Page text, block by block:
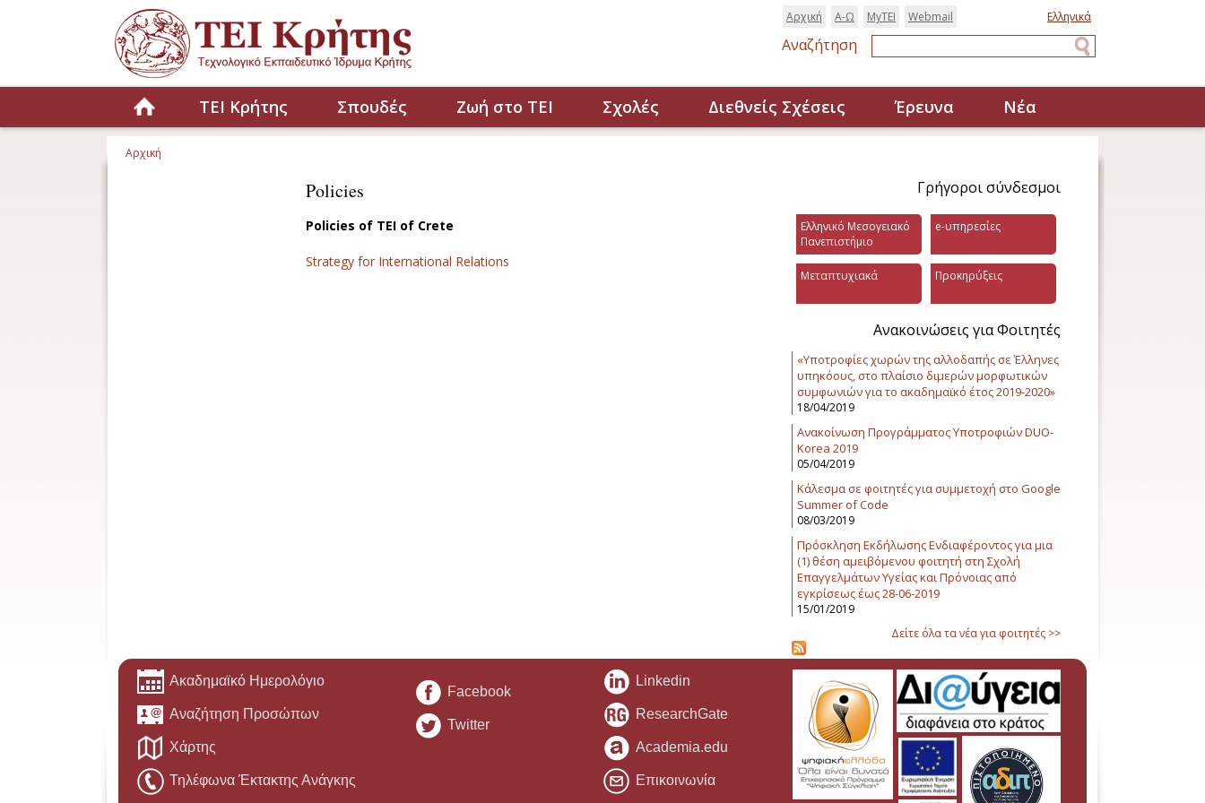
Παράκαμψη προς το κυρίως περιεχόμενο
Ελληνικά
Webmail
MyTEI
Α-Ω
Αρχική
Αναζήτηση
HomeΤΕΙ Κρήτης Σπουδές Ζωή στο ΤΕΙ Σχολές Διεθνείς Σχέσεις Έρευνα Νέα
Αρχική
Policies
Policies of TEI of Crete
Strategy for International Relations
Γρήγοροι σύνδεσμοι
Ελληνικό Μεσογειακό
Πανεπιστήμιο
e-υπηρεσίες
Μεταπτυχιακά Προκηρύξεις
Ανακοινώσεις για Φοιτητές
«Υποτροφίες χωρών της αλλοδαπής σε Έλληνες
υπηκόους, στο πλαίσιο διμερών μορφωτικών
συμφωνιών για το ακαδημαϊκό έτος 2019-2020»
18/04/2019
Ανακοίνωση Προγράμματος Υποτροφιών DUO-
Korea 2019
05/04/2019
Κάλεσμα σε φοιτητές για συμμετοχή στο Google
Summer of Code
08/03/2019
Πρόσκληση Εκδήλωσης Ενδιαφέροντος για μια
(1) θέση αμειβόμενου φοιτητή στη Σχολή
Επαγγελμάτων Υγείας και Πρόνοιας από
εγκρίσεως έως 28-06-2019
15/01/2019
Δείτε όλα τα νέα για φοιτητές >>
Ακαδημαϊκό Ημερολόγιο
Αναζήτηση Προσώπων
Χάρτης
Τηλέφωνα Έκτακτης Ανάγκης
Facebook
Twitter
Linkedin
ResearchGate
Academia.edu
Επικοινωνία